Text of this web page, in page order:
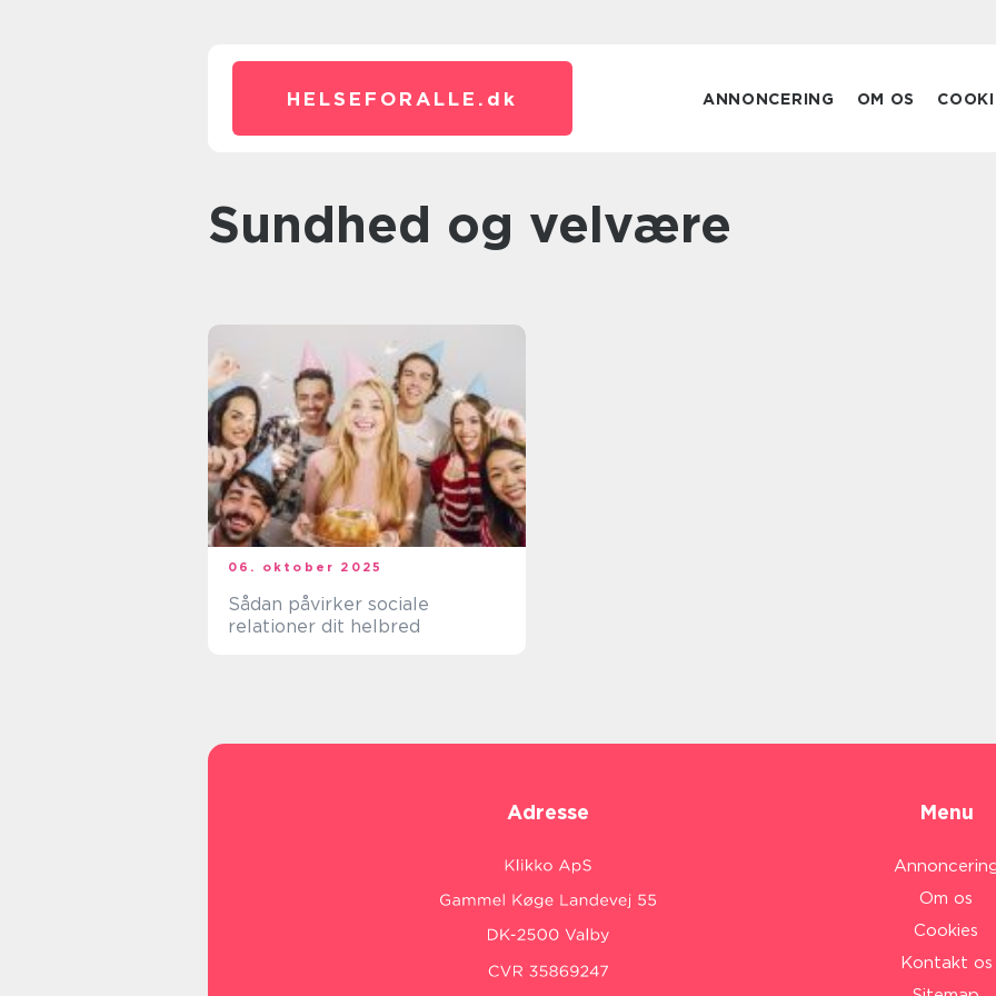
HELSEFORALLE. dk ANNONCERING OM OS
Sundhed og velvære
06. oktober 2025
Sådan påvirker sociale
relationer dit helbred
Adresse Menu
Om os
Cookies
Kontakt os